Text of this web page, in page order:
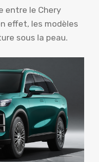
entre le Chery
effet, les modèles
sous la peau.